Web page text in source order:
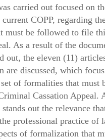
carried out focused on
COPP, regarding
must be followed to file
As a result of the
out, the eleven (11)
are discussed, which
of formalities that must
Cassation Appeal.
out the relevance
professional practice of
of formalization that